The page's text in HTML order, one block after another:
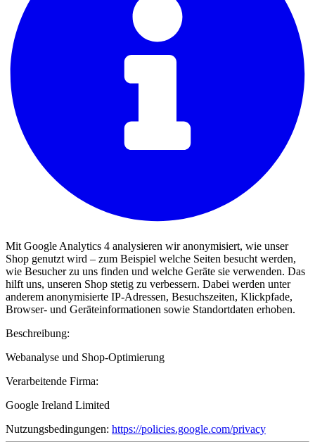
Mit Google Analytics 4 analysieren wir anonymisiert, wie unser
Shop genutzt wird – zum Beispiel welche Seiten besucht werden,
wie Besucher zu uns finden und welche Geräte sie verwenden. Das
hilft uns, unseren Shop stetig zu verbessern. Dabei werden unter
anderem anonymisierte IP-Adressen, Besuchszeiten, Klickpfade,
Browser- und Geräteinformationen sowie Standortdaten erhoben.
Beschreibung:
Webanalyse und Shop-Optimierung
Verarbeitende Firma:
Google Ireland Limited
Nutzungsbedingungen: https://policies.google.com/privacy